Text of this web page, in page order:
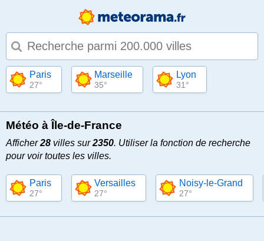
Type 1 or more characters for results.
Paris
27°
Marseille
35°
Lyon
31°
Météo à Île-de-France
Afficher28 villes sur2350. Utiliser la fonction de recherche
pour voir toutes les villes.
Paris
27°
Versailles
27°
Noisy-le-Grand
27°